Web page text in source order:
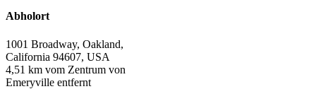
Abholort
1001 Broadway, Oakland,
California 94607, USA
4,51 km vom Zentrum von
Emeryville entfernt